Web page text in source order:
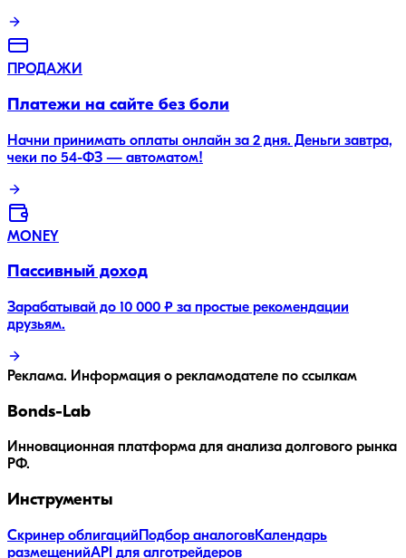
ПРОДАЖИ
Платежи на сайте без боли
Начни принимать оплаты онлайн за 2 дня. Деньги завтра,
чеки по 54-ФЗ — автоматом!
MONEY
Пассивный доход
Зарабатывай до 10 000 ₽ за простые рекомендации
друзьям.
Реклама. Информация о рекламодателе по ссылкам
Bonds-Lab
Инновационная платформа для анализа долгового рынка
РФ.
Инструменты
Скринер облигаций Подбор аналоговКалендарь
размещенийAPI для алготрейдеров